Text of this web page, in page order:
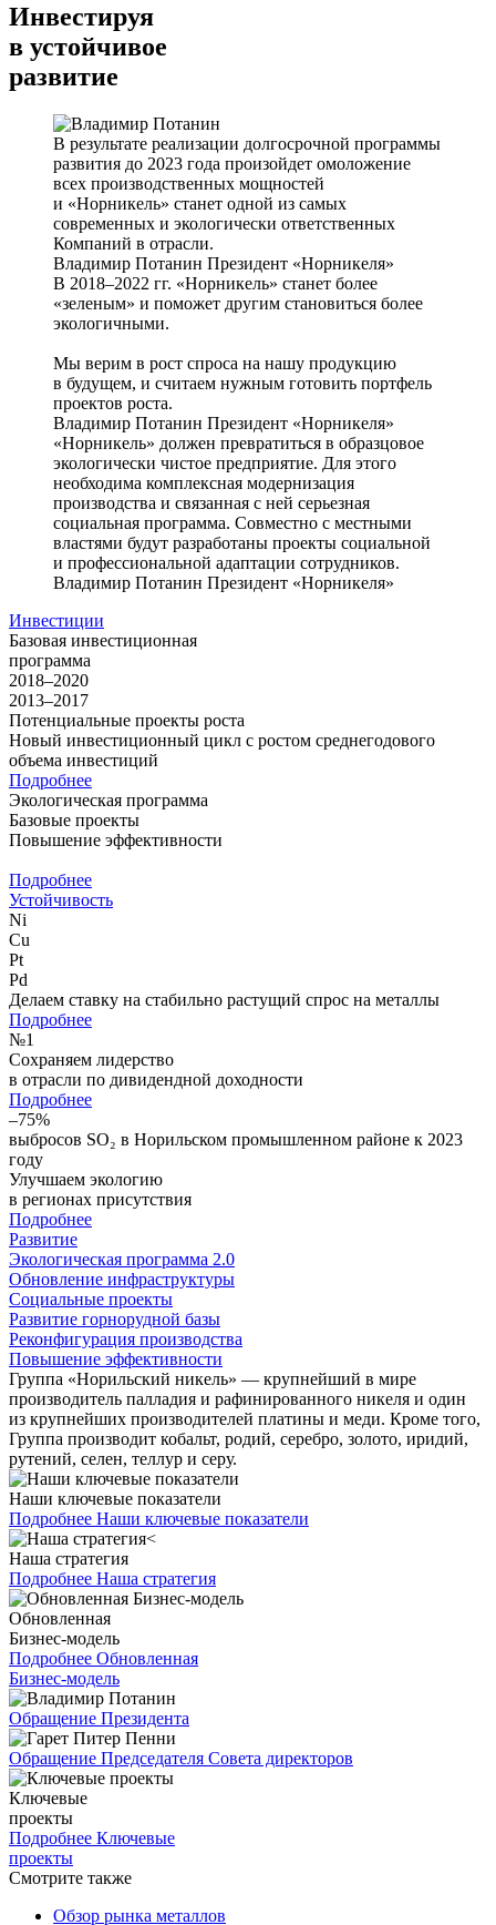
Инвестируя
в устойчивое
развитие
В результате реализации долгосрочной программы
развития до 2023 года произойдет омоложение
всех производственных мощностей
и «Норникель» станет одной из самых
современных и экологически ответственных
Компаний в отрасли.
Владимир Потанин Президент «Норникеля»
В 2018–2022 гг. «Норникель» станет более
«зеленым» и поможет другим становиться более
экологичными.
Мы верим в рост спроса на нашу продукцию
в будущем, и считаем нужным готовить портфель
проектов роста.
Владимир Потанин Президент «Норникеля»
«Норникель» должен превратиться в образцовое
экологически чистое предприятие. Для этого
необходима комплексная модернизация
производства и связанная с ней серьезная
социальная программа. Совместно с местными
властями будут разработаны проекты социальной
и профессиональной адаптации сотрудников.
Владимир Потанин Президент «Норникеля»
Инвестиции
Базовая инвестиционная
программа
2018–2020
2013–2017
Потенциальные проекты роста
Новый инвестиционный цикл с ростом среднегодового
объема инвестиций
Подробнее
Экологическая программа
Базовые проекты
Повышение эффективности
Подробнее
Устойчивость
Ni
Cu
Pt
Pd
Делаем ставку на стабильно растущий спрос на металлы
Подробнее
№1
Сохраняем лидерство
в отрасли по дивидендной доходности
Подробнее
–75%
выбросов SO₂ в Норильском промышленном районе к 2023
году
Улучшаем экологию
в регионах присутствия
Подробнее
Развитие
Экологическая программа 2.0
Обновление инфраструктуры
Социальные проекты
Развитие горнорудной базы
Реконфигурация производства
Повышение эффективности
Группа «Норильский никель» — крупнейший в мире
производитель палладия и рафинированного никеля и один
из крупнейших производителей платины и меди. Кроме того,
Группа производит кобальт, родий, серебро, золото, иридий,
рутений, селен, теллур и серу.
Наши ключевые показатели
Подробнее Наши ключевые показатели
Наша стратегия
Подробнее Наша стратегия
Обновленная
Бизнес-модель
Подробнее Обновленная
Бизнес-модель
Обращение Президента
Обращение Председателя Совета директоров
Ключевые
проекты
Подробнее Ключевые
проекты
Смотрите также
Обзор рынка металлов